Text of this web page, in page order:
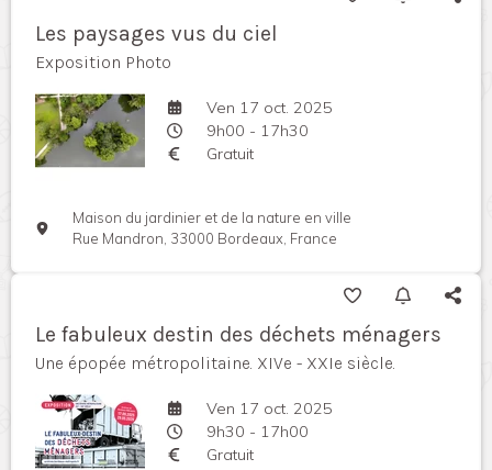
Les paysages vus du ciel
Exposition Photo
Ven 17 oct. 2025
9h00 - 17h30
Gratuit
Maison du jardinier et de la nature en ville
Rue Mandron, 33000 Bordeaux, France
Le fabuleux destin des déchets ménagers
Une épopée métropolitaine. XIVe - XXIe siècle.
Ven 17 oct. 2025
9h30 - 17h00
Gratuit